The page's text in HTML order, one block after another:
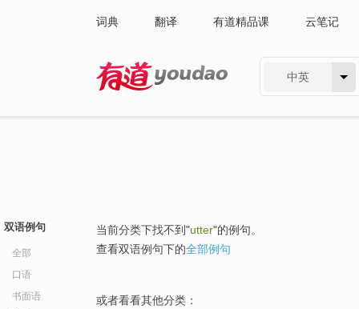
词典 翻译 有道精品课 云笔记
中英
双语例句
全部
口语
书面语
当前分类下找不到"utter"的例句。
查看双语例句下的全部例句
或者看看其他分类：